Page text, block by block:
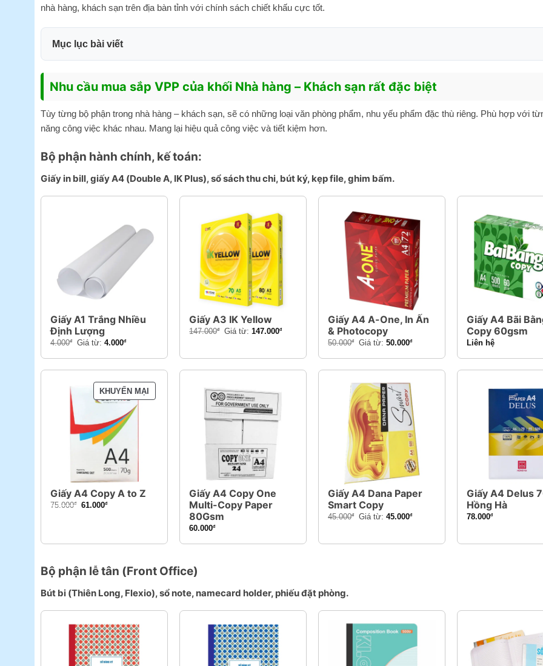
nhà hàng, khách sạn trên địa bàn tỉnh với chính sách chiết khấu cực tốt.
Mục lục bài viết
Nhu cầu mua sắp VPP của khối Nhà hàng – Khách sạn rất đặc biệt
Tùy từng bộ phận trong nhà hàng – khách sạn, sẽ có những loại văn phòng phẩm, nhu yếu phẩm đặc thù riêng. Phù hợp với
năng công việc khác nhau. Mang lại hiệu quả công việc và tiết kiệm hơn.
Bộ phận hành chính, kế toán:
Giấy in bill, giấy A4 (Double A, IK Plus), sổ sách thu chi, bút ký, kẹp file, ghim bấm.
Giấy A1 Trắng Nhiều
Định Lượng
4.000đ Giá từ: 4.000đ
Giấy A3 IK Yellow
147.000đ Giá từ: 147.000đ
Giấy A4 A-One, In Ấn
& Photocopy
50.000đ Giá từ: 50.000đ
Giấy A4 Bãi
Copy 60gsm
Liên hệ
KHUYẾN MẠI
PHẨM
Giấy A4 Copy A to Z
75.000đ
Giá
61.000đGiá
Giấy A4 Copy One
Multi-Copy Paper
80Gsm
60.000đ
Giấy A4 Dana Paper
Smart Copy
45.000đ Giá từ: 45.000đ
Giấy A4 Delus
Hồng Hà
78.000đ
Bộ phận lễ tân (Front Office)
Bút bi (Thiên Long, Flexio), sổ note, namecard holder, phiếu đặt phòng.